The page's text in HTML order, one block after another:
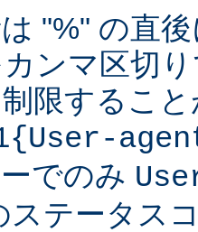
"%" の直
ンマ区切
限するこ
でのみ
ステータス